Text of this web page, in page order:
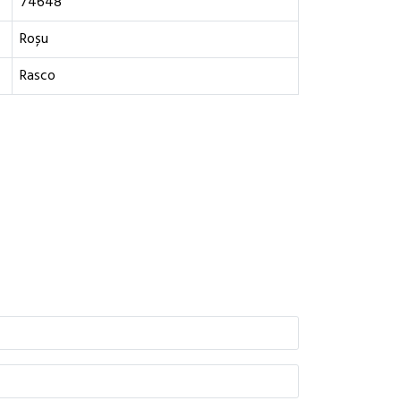
Roșu
Rasco